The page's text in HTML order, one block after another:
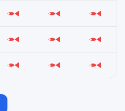
Слабо Слабо Слабо
Слабо Слабо Слабо
Слабо Слабо Слабо